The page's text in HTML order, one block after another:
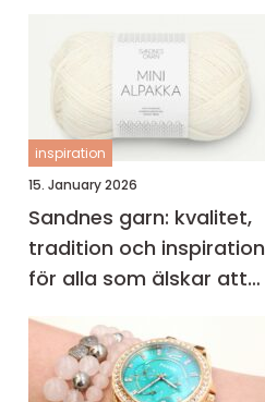
inspiration
15. January 2026
Sandnes garn: kvalitet,
tradition och inspiration
för alla som älskar att